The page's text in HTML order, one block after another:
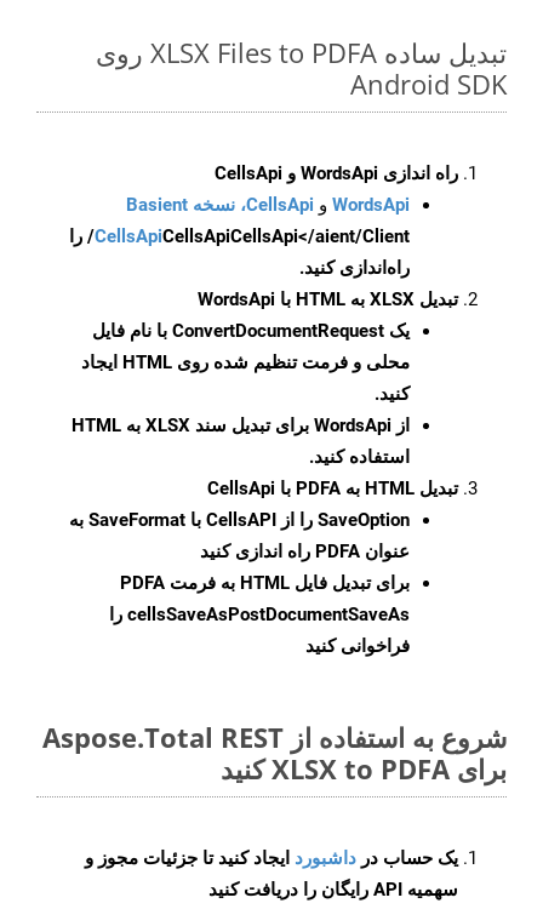
تبدیل ساده XLSX Files to PDFA روی
Android SDK
راه اندازی WordsApi و CellsApi
WordsApi و CellsApi، نسخه Basient
CellsApiCellsApi
CellsApi</aient/Client/ را
راه‌اندازی کنید.
تبدیل XLSX به HTML با WordsApi
یک ConvertDocumentRequest با نام فایل
محلی و فرمت تنظیم شده روی HTML ایجاد
کنید.
از WordsApi برای تبدیل سند XLSX به HTML
استفاده کنید.
تبدیل HTML به PDFA با CellsApi
SaveOption
را از CellsAPI با SaveFormat به
عنوان PDFA راه اندازی کنید
برای تبدیل فایل HTML به فرمت
PDFA
cellsSaveAsPostDocumentSaveAs را
فراخوانی کنید
شروع به استفاده از Aspose.Total REST
برای XLSX to PDFA کنید
یک حساب در داشبورد ایجاد کنید تا جزئیات مجوز و
سهمیه API رایگان را دریافت کنید